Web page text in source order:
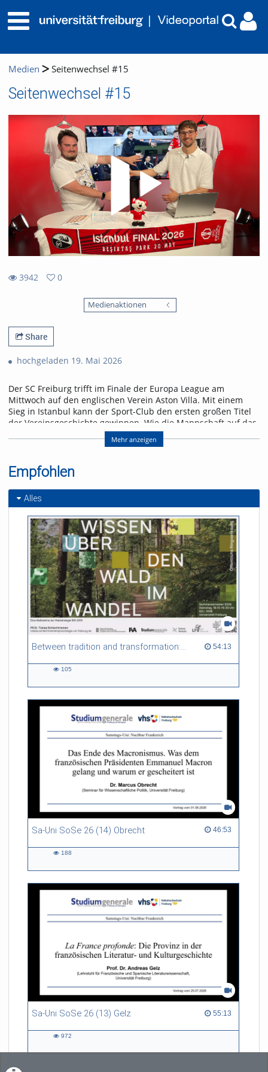
Medien Seitenwechsel #15
Seitenwechsel #15
3942
0
Medienaktionen
Share
hochgeladen 19. Mai 2026
Der SC Freiburg trifft im Finale der Europa League am
Mittwoch auf den englischen Verein Aston Villa. Mit einem
Sieg in Istanbul kann der Sport-Club den ersten großen Titel
der Vereinsgeschichte gewinnen. Wie die Mannschaft auf das
Spiel blickt und was für ein Gegner auf sie zukommt, erfahrt
ihr in der neuen Folge „Seitenwechsel“.
Referent/in:
Andreas Nagel
Mehr anzeigen
Empfohlen
Alles
Between tradition and transformation: how owners, advisers and institutions co-create knowledge for resilient forests in Europe 54:13
54:13 duration
105
Sa-Uni SoSe 26 (14) Obrecht 46:53
46:53 duration
188
Sa-Uni SoSe 26 (13) Gelz 55:13
55:13 duration
972